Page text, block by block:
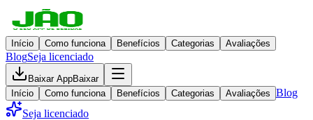
Início Como funciona Benefícios Categorias Avaliações
BlogSeja licenciado
Baixar AppBaixar
Início
Como funciona Benefícios Categorias Avaliações Blog
Seja licenciado